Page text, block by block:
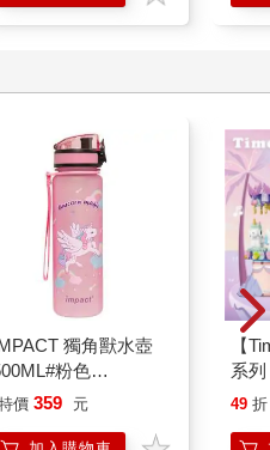
獨角獸水壺
粉色
價 359 元
【
系
禮物
49 折